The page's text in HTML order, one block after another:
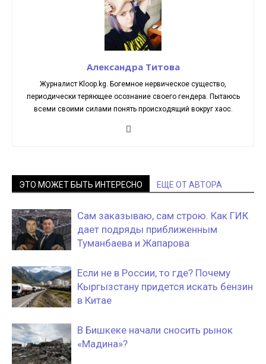
Александра Титова
Журналист Kloop.kg. Богемное нервическое существо,
периодически теряющее осознание своего гендера. Пытаюсь
всеми своими силами понять происходящий вокруг хаос.
ЭТО МОЖЕТ БЫТЬ ИНТЕРЕСНО ЕЩЕ ОТ АВТОРА
Сам заказываю, сам строю. Как ГИК
дает подряды приближенным
Туманбаева и Жапарова
Если не в России, то где? Почему
Кыргызстану придется искать бензин
в Китае
В Бишкеке начали сносить рынок
«Мадина»?